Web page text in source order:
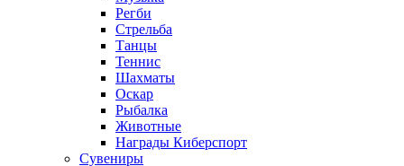
Регби
Стрельба
Танцы
Теннис
Шахматы
Оскар
Рыбалка
Животные
Награды Киберспорт
Сувениры